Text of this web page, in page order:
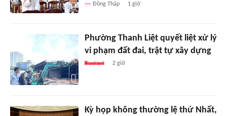
Đồng Tháp 1 giờ
Phường Thanh Liệt quyết liệt xử lý
vi phạm đất đai, trật tự xây dựng
2 giờ
Kỳ họp không thường lệ thứ Nhất,